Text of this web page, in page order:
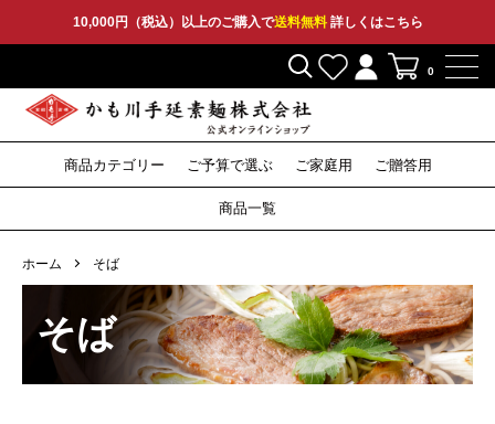
10,000円（税込）以上のご購入で送料無料詳しくはこちら
0
商品カテゴリー
うどん
そうめん
ひやむぎ
そば
つゆ
セット
その他
特産品
ご予算で選ぶ
〜1,999円
2,000円〜
3,000円〜
5,000円〜
10,000円〜
ご家庭用
うどん
そうめん
ひやむぎ
そば
つゆ
セット
その他
ご贈答用
うどん
そうめん
ひやむぎ
そば
セット
その他
商品一覧
ホーム そば
そば